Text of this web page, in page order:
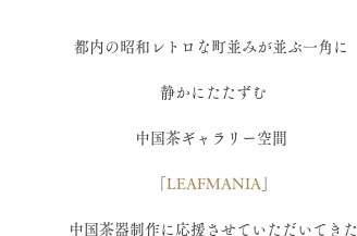
都内の昭和レトロな町並みが並ぶ一角に
静かにたたずむ
中国茶ギャラリー空間
LEAFMANIA
中国茶器制作に応援させていただいてきた